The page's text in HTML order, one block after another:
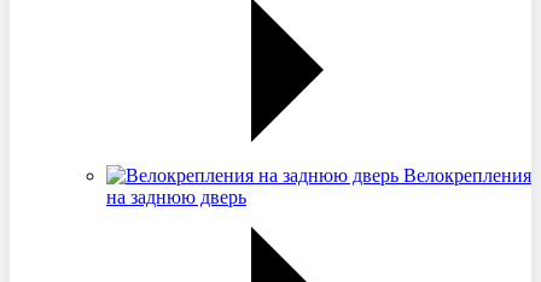
Велокрепления
на заднюю дверь